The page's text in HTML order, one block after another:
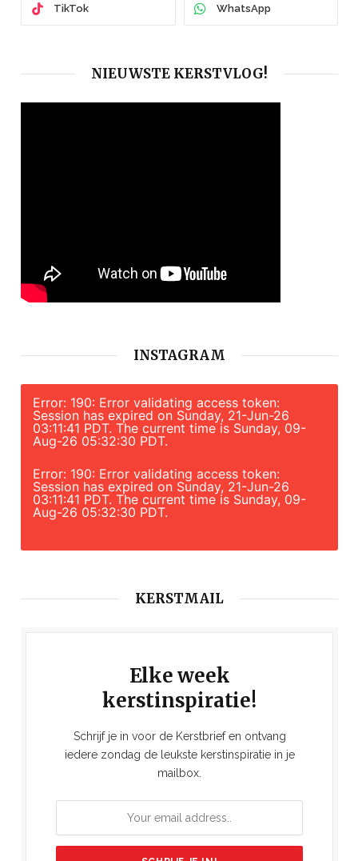
TikTok WhatsApp
NIEUWSTE KERSTVLOG!
INSTAGRAM
Error: 190: Error validating access token:
Session has expired on Sunday, 21-Jun-26
03:11:41 PDT. The current time is Sunday, 09-
Aug-26 05:32:30 PDT.
Error: 190: Error validating access token:
Session has expired on Sunday, 21-Jun-26
03:11:41 PDT. The current time is Sunday, 09-
Aug-26 05:32:30 PDT.
KERSTMAIL
Elke week
kerstinspiratie!
Schrijf je in voor de Kerstbrief en ontvang
iedere zondag de leukste kerstinspiratie in je
mailbox.